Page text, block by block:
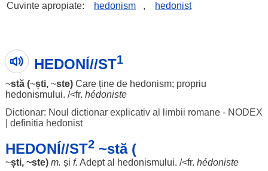
Cuvinte apropiate: hedonism , hedonist
HEDONÍ//ST1
~stă(~ști, ~ste)Care ține de hedonism; propriu
hedonismului. /<fr. hédoniste
Dictionar: Noul dictionar explicativ al limbii romane - NODEX
definitia hedonist
HEDONÍ//ST2~stă (
~ști, ~ste) m. și f. Adeptal hedonismului. /<fr. hédoniste